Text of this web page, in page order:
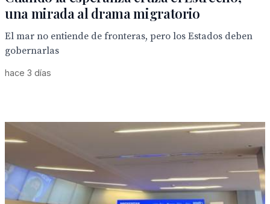
una mirada al drama migratorio
El mar no entiende de fronteras, pero los Estados deben
gobernarlas
hace 3 días